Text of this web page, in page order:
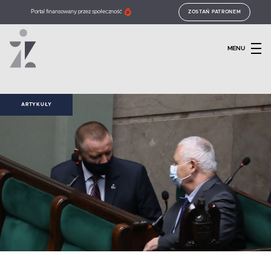
Portal finansowany przez społeczność ZOSTAŃ PATRONEM
MENU
ARTYKUŁY